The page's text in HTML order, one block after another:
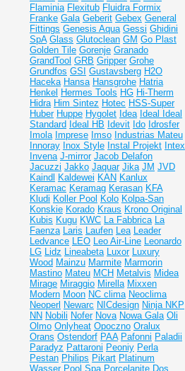
Flaminia Flexitub Fluidra Formix
Franke Gala Geberit Gebex General
Fittings Genesis Aqua Gessi Ghidini
SpA Glass Glutoclean GM Go Plast
Golden Tile Gorenje Granado
GrandTool GRB Gripper Grohe
Grundfos GSI Gustavsberg H2O
Haceka Hansa Hansgrohe Hatria
Henkel Hermes Tools HG Hi-Therm
Hidra Him Sintez Hotec HSS-Super
Huber Huppe Hygolet Idea Ideal
Ideal
Standard Ideal НВ Idevit Ido Idrosfer
Imola Imprese Imso Industrias Mateu
Innoray Inox Style Instal Projekt Intex
Invena J-mirror Jacob Delafon
Jacuzzi Jakko Jaquar Jika JM JVD
Kaindl
Kaldewei KAN Kanlux
Keramac Keramag Kerasan KFA
Kludi Koller Pool Kolo Kolpa-San
Konskie Korado Kraus Krono Original
Kubis Kugu KWC La Fabbrica La
Faenza Laris Laufen Lea Leader
Ledvance LEO Leo Air-Line Leonardo
LG Lidz Lineabeta Luxor Luxury
Wood Mainzu Marmite Marmorin
Mastino Mateu MCH Metalvis Midea
Mirage Miraggio Mirella Mixxen
Modern Moon NC clima Neoclima
Neoperl Newarc NICdesign Ninja NKP
NN Nobili Nofer Nova Nowa Gala Oli
Olmo Onlyheat Opoczno Oralux
Orans Ostendorf PAA Pafonni Paladii
Paradyz Pattaroni Peoniy Perla
Pestan Philips Pikart Platinum
Wasser Pool Spa Porcelanite Dos